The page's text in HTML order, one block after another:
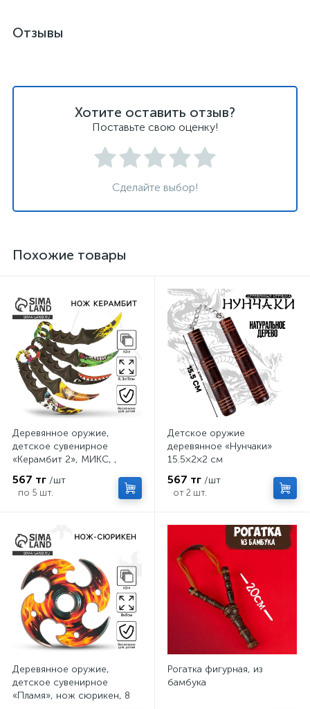
Отзывы
Хотите оставить отзыв?
Поставьте свою оценку!
Сделайте выбор!
Похожие товары
Деревянное оружие,
детское сувенирное
«Керамбит 2», МИКС, ,
567 тг /шт
по 5 шт.
Детское оружие
деревянное «Нунчаки»
15.5×2×2 см
567 тг /шт
от 2 шт.
Деревянное оружие,
детское сувенирное
«Пламя», нож сюрикен, 8
Рогатка фигурная, из
бамбука